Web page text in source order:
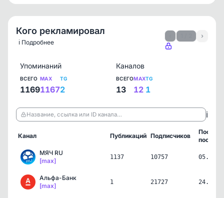
Кого рекламировал
ℹ️ Подробнее
›
Упоминаний
ВСЕГО
1169
MAX
1167
TG
2
Каналов
ВСЕГО
13
MAX
12
TG
1
Название, ссылка или ID канала… ℹ️
Канал Публикаций Подписчиков
пост
МЯЧ RU
[max]
1137 10757
Альфа-Банк
[max]
1 21727